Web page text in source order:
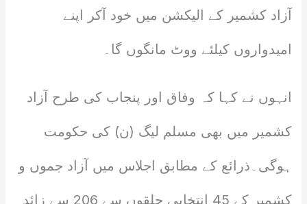
آزاد کشمیر کے الیکشن میں خود آکر اپنے
امیدواروں کیلئے ووٹ مانگوں گا۔
انہوں نے کہا کہ وفاق اور پنجاب کی طرح آزاد
کشمیر میں بھی مسلم لیگ (ن) کی حکومت
ہوگی۔ذرائع کے مطابق اجلاس میں آزاد جموں و
کشمیر کے 45 انتخابی حلقوں سے 206 سے زائد